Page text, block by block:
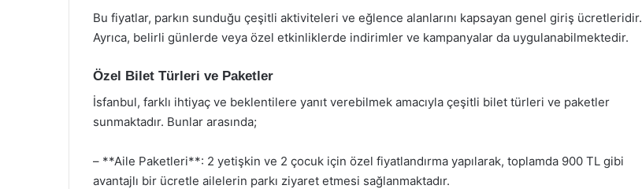
Bu fiyatlar, parkın sunduğu çeşitli aktiviteleri ve eğlence alanlarını kapsayan genel giriş ücretleridir.
Ayrıca, belirli günlerde veya özel etkinliklerde indirimler ve kampanyalar da uygulanabilmektedir.
Özel Bilet Türleri ve Paketler
İsfanbul, farklı ihtiyaç ve beklentilere yanıt verebilmek amacıyla çeşitli bilet türleri ve paketler
sunmaktadır. Bunlar arasında;
– **Aile Paketleri**: 2 yetişkin ve 2 çocuk için özel fiyatlandırma yapılarak, toplamda 900 TL gibi
avantajlı bir ücretle ailelerin parkı ziyaret etmesi sağlanmaktadır.